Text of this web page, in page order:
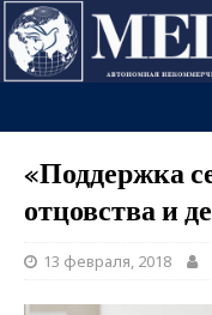
«Поддержка
отцовства и
13 февраля, 2018